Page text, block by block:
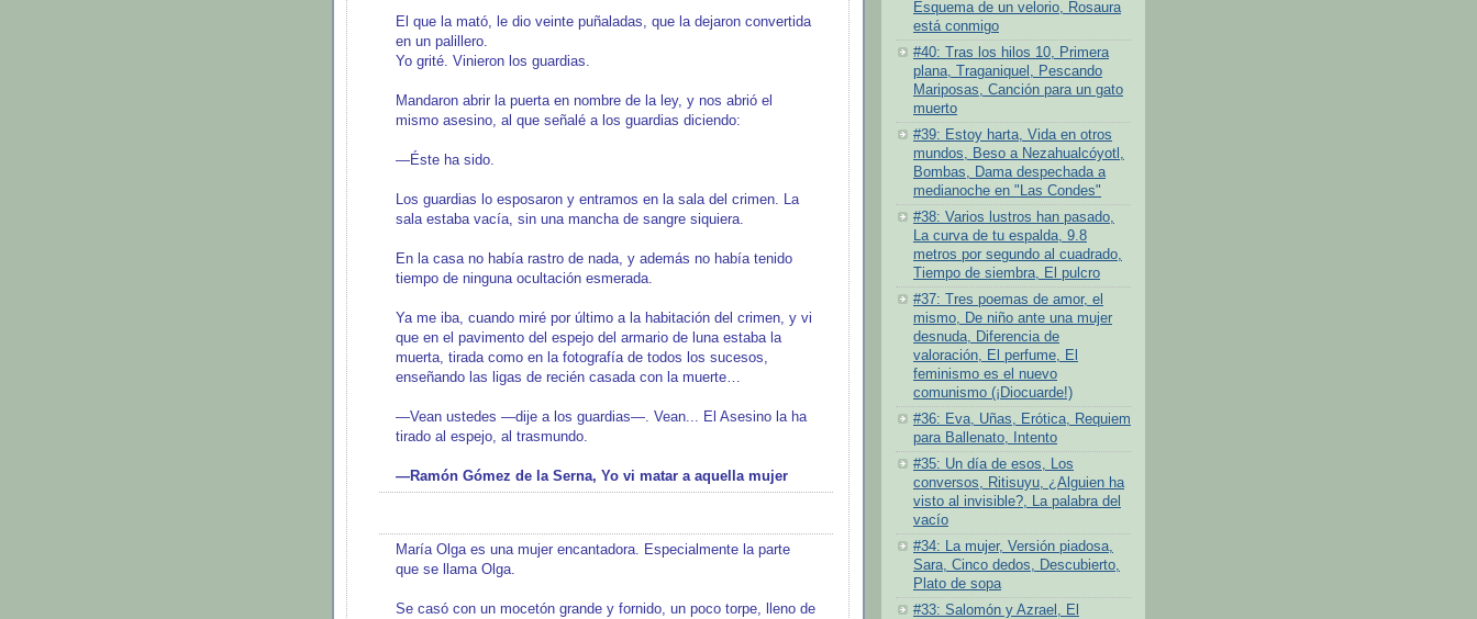
El que la mató, le dio veinte puñaladas, que la dejaron convertida
en un palillero.
Yo grité. Vinieron los guardias.
Mandaron abrir la puerta en nombre de la ley, y nos abrió el
mismo asesino, al que señalé a los guardias diciendo:
—Éste ha sido.
Los guardias lo esposaron y entramos en la sala del crimen. La
sala estaba vacía, sin una mancha de sangre siquiera.
En la casa no había rastro de nada, y además no había tenido
tiempo de ninguna ocultación esmerada.
Ya me iba, cuando miré por último a la habitación del crimen, y vi
que en el pavimento del espejo del armario de luna estaba la
muerta, tirada como en la fotografía de todos los sucesos,
enseñando las ligas de recién casada con la muerte…
—Vean ustedes —dije a los guardias—. Vean... El Asesino la ha
tirado al espejo, al trasmundo.
—Ramón Gómez de la Serna, Yo vi matar a aquella mujer
María Olga es una mujer encantadora. Especialmente la parte
que se llama Olga.
Se casó con un mocetón grande y fornido, un poco torpe, lleno de
Esquema de un velorio, Rosaura
está conmigo
#40: Tras los hilos 10, Primera
plana, Traganiquel, Pescando
Mariposas, Canción para un gato
muerto
#39: Estoy harta, Vida en otros
mundos, Beso a Nezahualcóyotl,
Bombas, Dama despechada a
medianoche en "Las Condes"
#38: Varios lustros han pasado,
La curva de tu espalda, 9.8
metros por segundo al cuadrado,
Tiempo de siembra, El pulcro
#37: Tres poemas de amor, el
mismo, De niño ante una mujer
desnuda, Diferencia de
valoración, El perfume, El
feminismo es el nuevo
comunismo (¡Diocuarde!)
#36: Eva, Uñas, Erótica, Requiem
para Ballenato, Intento
#35: Un día de esos, Los
conversos, Ritisuyu, ¿Alguien ha
visto al invisible?, La palabra del
vacío
#34: La mujer, Versión piadosa,
Sara, Cinco dedos, Descubierto,
Plato de sopa
#33: Salomón y Azrael, El